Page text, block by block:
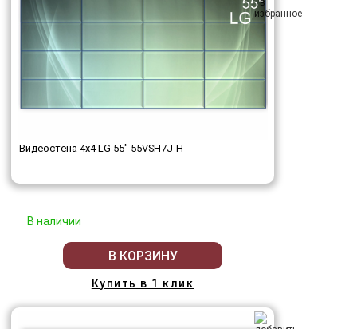
Видеостена 4x4 LG 55" 55VSH7J-H
В наличии
В КОРЗИНУ
Купить в 1 клик